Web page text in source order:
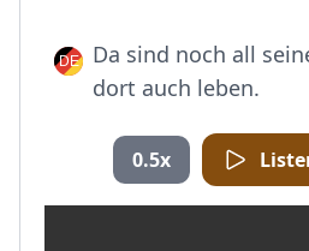
Da sind noch all
dort auch leben.
0.5x